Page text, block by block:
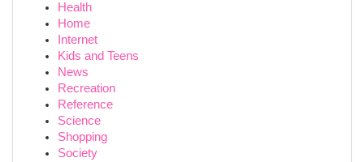
Health
Home
Internet
Kids and Teens
News
Recreation
Reference
Science
Shopping
Society